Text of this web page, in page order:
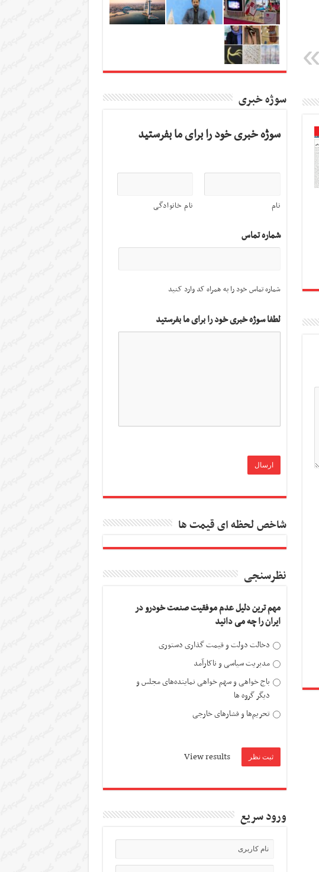
سوژه خبری
سوژه خبری خود را برای ما بفرستید
نام نام خانوادگی
شماره تماس
شماره تماس خود را به همراه کد وارد کنید
لطفا سوژه خبری خود را برای ما بفرستید
شاخص لحظه ای قیمت ها
نظرسنجی
مهم ترین دلیل عدم موفقیت صنعت خودرو در
ایران را چه می دانید
دخالت دولت و قیمت گذاری دستوری
مدیریت سیاسی و ناکارآمد
باج خواهی و سهم خواهی نماینده‌های مجلس و
دیگر گروه ها
تحریم‌ها و فشارهای خارجی
View results
ورود سریع